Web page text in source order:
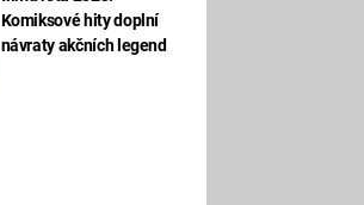
Komiksové hity doplní
návraty akčních legend